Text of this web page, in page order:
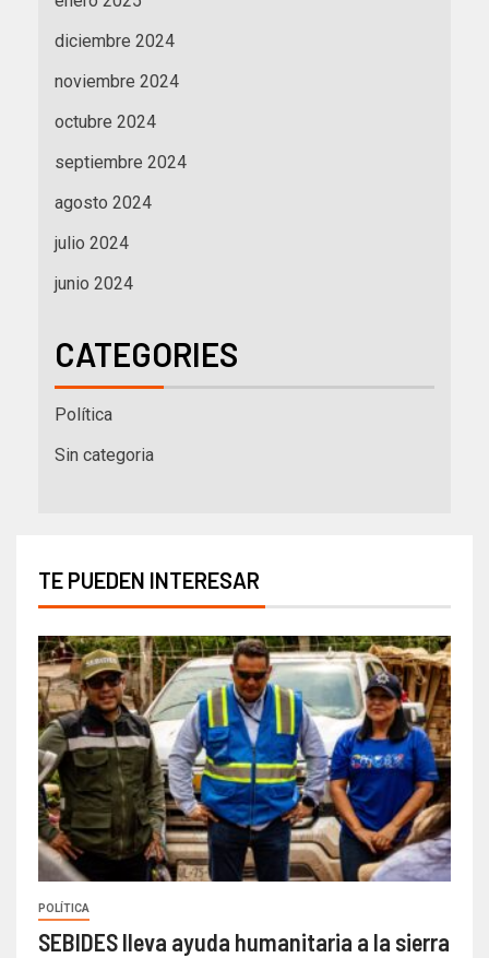
diciembre 2024
noviembre 2024
octubre 2024
septiembre 2024
agosto 2024
julio 2024
junio 2024
CATEGORIES
Política
Sin categoria
TE PUEDEN INTERESAR
POLÍTICA
SEBIDES lleva ayuda humanitaria a la sierra